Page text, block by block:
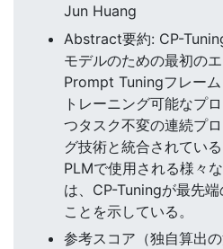
Jun Huang
Abstract要約: CP-
モデルのための最初の
Prompt Tuningフレー
トレーニング可能なプ
つタスク不変の連続プ
グ技術と統合されてい
PLMで使用される様々
は、CP-Tuningが最先
ことを示している。
参考スコア（独自算出